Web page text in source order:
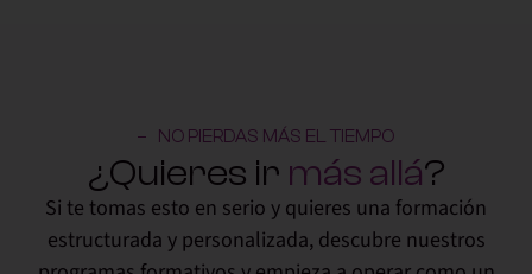
NO PIERDAS MÁS EL TIEMPO
¿Quieres ir más allá?
Si te tomas esto en serio y quieres una formación
estructurada y personalizada, descubre nuestros